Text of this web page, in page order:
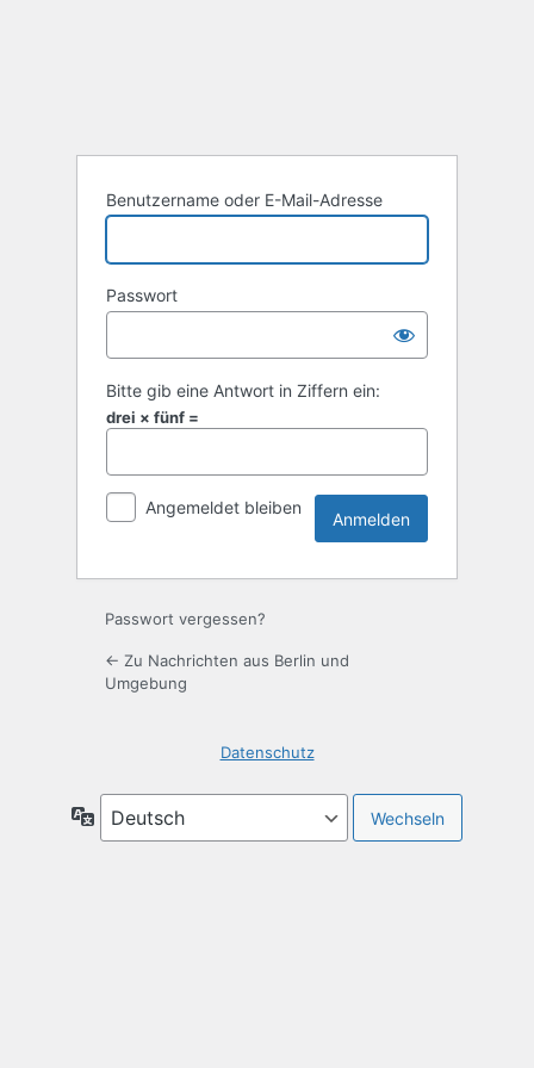
Benutzername oder E-Mail-Adresse
Passwort
Bitte gib eine Antwort in Ziffern ein:
drei × fünf =
Angemeldet bleiben
Passwort vergessen?
← Zu Nachrichten aus Berlin und
Umgebung
Datenschutz
Sprache